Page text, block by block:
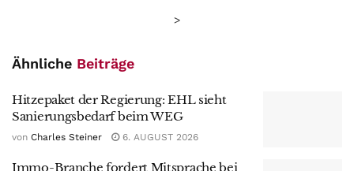
>
Ähnliche Beiträge
Hitzepaket der Regierung: EHL sieht
Sanierungsbedarf beim WEG
von Charles Steiner 6. AUGUST 2026
Immo-Branche fordert Mitsprache bei